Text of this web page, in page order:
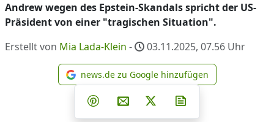
Andrew wegen des Epstein-Skandals spricht der US-
Präsident von einer "tragischen Situation".
Erstellt von Mia Lada-Klein - 03.11.2025, 07.56 Uhr
news.de zu Google
news.de zu Google hinzufügen
Teilen auf Facebook
Teilen auf Whatsapp
Teilen auf Telegram
Teilen auf Pinterest
Per E-Mail teilen
Post auf X